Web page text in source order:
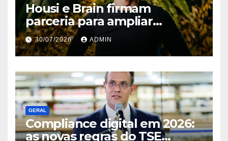
Housi e Brain firmam
parceria para ampliar
inteligência de mercado em
lançamentos imobiliários
30/07/2026 ADMIN
GERAL
Compliance digital em 2026:
as novas regras do TSE